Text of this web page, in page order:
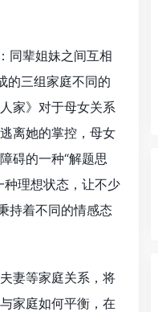
同辈姐妹之间互相
的三组家庭不同的
家》对于母女关系
离她的掌控，母女
碍的一种“解题思
种理想状态，让不少
持着不同的情感态
妻等家庭关系，将
家庭如何平衡，在